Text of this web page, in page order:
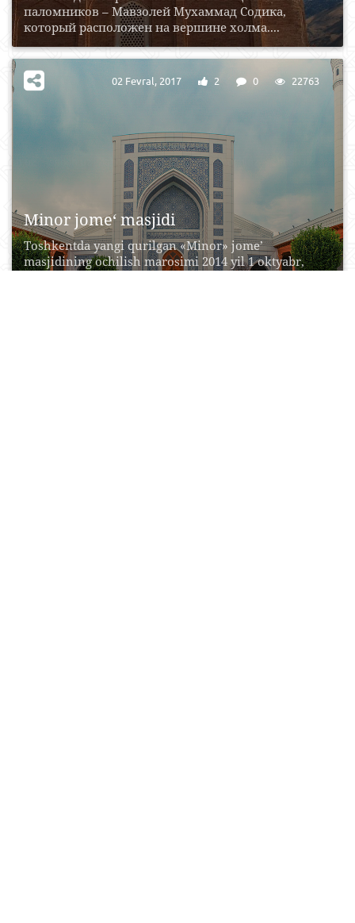
паломников – Мавзолей Мухаммад Содика,
который расположен на вершине холма....
Minor jome‘ masjidi
Toshkentda yangi qurilgan «Minor» jome’
masjidining ochilish marosimi 2014 yil 1 oktyabr,
02 Fevral, 2017 2 0 22763